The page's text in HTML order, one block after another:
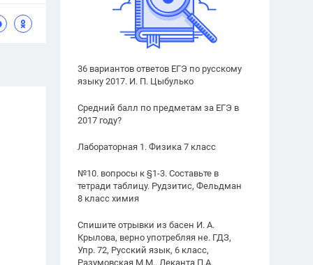
36 вариантов ответов ЕГЭ по русскому
языку 2017. И. П. Цыбулько
Средний балл по предметам за ЕГЭ в
2017 году?
Лабораторная 1. Физика 7 класс
№10. вопросы к §1-3. Составьте в
тетради таблицу. Рудзитис, Фельдман
8 класс химия
Спишите отрывки из басен И. А.
Крылова, верно употребляя не. ГДЗ,
Упр. 72, Русский язык, 6 класс,
Разумовская М.М., Леканта П.А.